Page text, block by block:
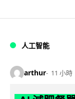
人工智能
arthur 11 小時